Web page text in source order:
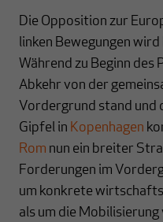
Die Opposition zur
linken Bewegungen
Während zu Beginn des
Abkehr von der
Vordergrund stand und
Gipfel in Kopenhagen
Rom nun ein breiter
Forderungen im
um konkrete
als um die